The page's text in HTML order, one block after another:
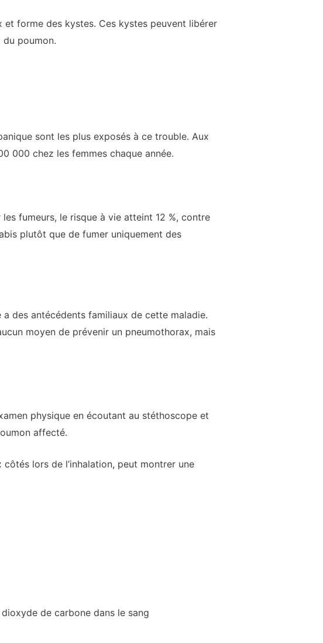
forme des kystes. Ces kystes peuvent libérer
du poumon.
sont les plus exposés à ce trouble. Aux
000 chez les femmes chaque année.
fumeurs, le risque à vie atteint 12 %, contre
plutôt que de fumer uniquement des
a des antécédents familiaux de cette maladie.
moyen de prévenir un pneumothorax, mais
physique en écoutant au stéthoscope et
affecté.
lors de l’inhalation, peut montrer une
de carbone dans le sang